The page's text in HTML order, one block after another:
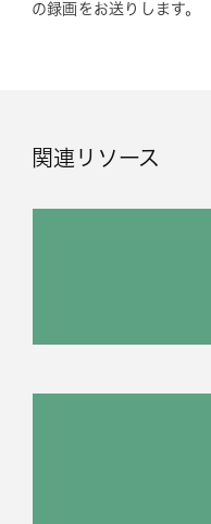
の録画をお送りします。
関連リソース